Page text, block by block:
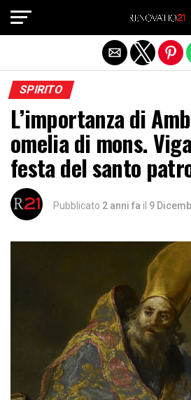
SPIRITO
L’importanza di
omelia di mons.
festa del santo
Pubblicato 2 anni fa il 9
Exit mobile